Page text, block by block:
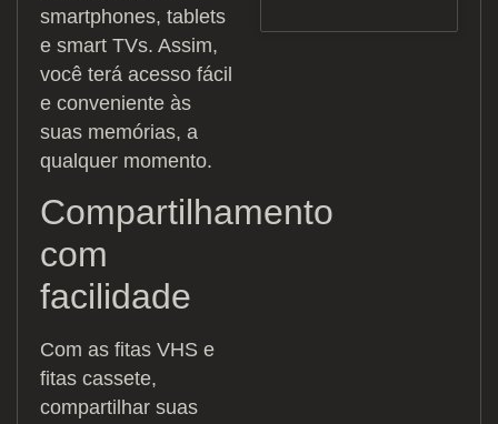
smartphones, tablets
e smart TVs. Assim,
você terá acesso fácil
e conveniente às
suas memórias, a
qualquer momento.
Compartilhamento
com
facilidade
Com as fitas VHS e
fitas cassete,
compartilhar suas